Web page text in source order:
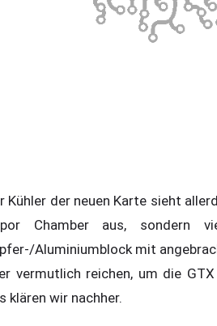
Kühler der neuen Karte sieht
Chamber aus, sondern
Aluminiumblock mit
vermutlich reichen, um die
klären wir nachher.